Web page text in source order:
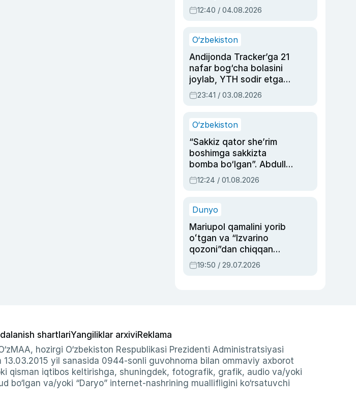
intellektni boshqara
olmay qolishidan xavotir
12:40 / 04.08.2026
O‘zbekiston
Andijonda Tracker’ga 21
nafar bog‘cha bolasini
joylab, YTH sodir etgan
ayolga sud hukmi o‘qildi
23:41 / 03.08.2026
O‘zbekiston
“Sakkiz qator she’rim
boshimga sakkizta
bomba bo‘lgan”. Abdulla
Oripovni siyosiy
ayblovlardan asrab
12:24 / 01.08.2026
Dunyo
Mariupol qamalini yorib
oʻtgan va “Izvarino
qozoni”dan chiqqan
qahramon — Ukraina
armiyasi bosh
19:50 / 29.07.2026
shartlariYangiliklar arxiviReklama
hozirgi O‘zbekiston Respublikasi Prezidenti Administratsiyasi
yil sanasida 0944-sonli guvohnoma bilan ommaviy axborot
qisman iqtibos keltirishga, shuningdek, fotografik, grafik, audio va/yoki
va/yoki “Daryo” internet-nashrining muallifligini ko‘rsatuvchi